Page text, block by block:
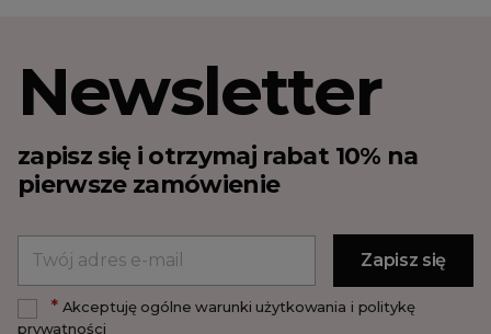
Garnitury i marynarki
Dresy damskie
Kombinezony damskie
Stroje kąpielowe
Spódnice
Newsletter
zapisz się i otrzymaj rabat 10% na
pierwsze zamówienie
*Akceptuję ogólne warunki użytkowania i politykę
prywatności